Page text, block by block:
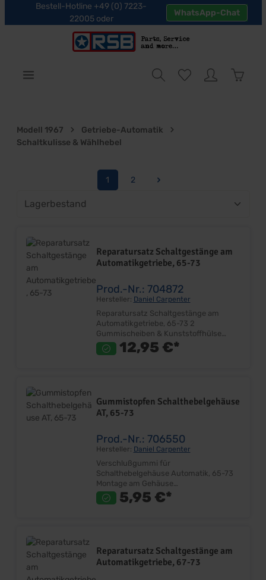
Bestell-Hotline +49 (0) 7223-
22005 oder
WhatsApp-Chat
Modell 1967
Getriebe-Automatik
Schaltkulisse & Wählhebel
Seite
1
Seite
2
Reparatursatz Schaltgestänge am
Automatikgetriebe, 65-73
Prod.-Nr.: 704872
Hersteller: Daniel Carpenter
Reparatursatz Schaltgestänge am
Automatikgetriebe, 65-73 2
Gummischeiben & Kunststoffhülse
Lagerung zwischen Schalthebel an
Schaltstange Ersetzt Originalteil
12,95 €*
Gummistopfen Schalthebelgehäuse
AT, 65-73
Prod.-Nr.: 706550
Hersteller: Daniel Carpenter
Verschlußgummi für
Schalthebelgehäuse Automatik, 65-73
Montage am Gehäuse
Kardanwellentunnel Ersetzt Originalteil
Sehr gute Qualität Lieferumfang: Stück
5,95 €*
Reparatursatz Schaltgestänge am
Automatikgetriebe, 67-73